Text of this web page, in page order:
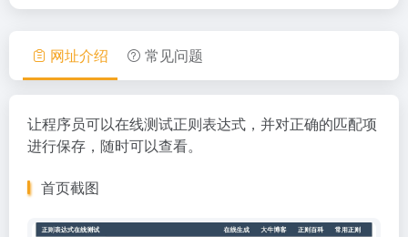
网址介绍 常见问题
让程序员可以在线测试正则表达式，并对正确的匹配项
进行保存，随时可以查看。
首页截图